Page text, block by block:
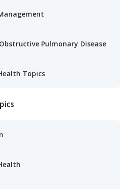
Pulmonary Disease
Topics